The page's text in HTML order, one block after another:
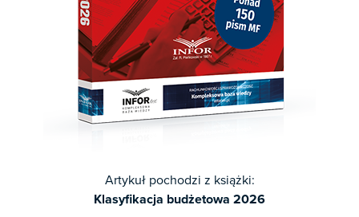
Artykuł pochodzi z książki:
Klasyfikacja budżetowa 2026